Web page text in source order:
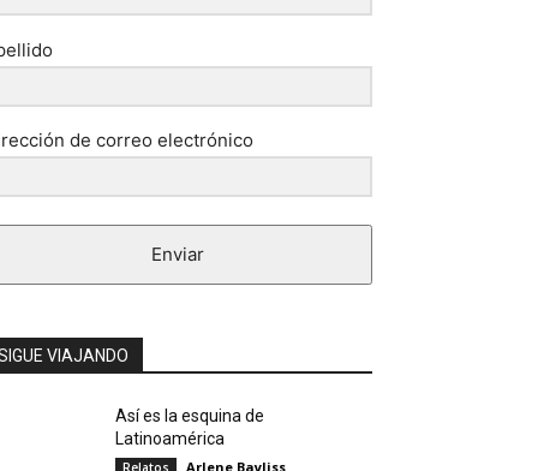
de correo electrónico
Enviar
VIAJANDO
Así es la esquina de
Latinoamérica
Relatos Arlene Bayliss